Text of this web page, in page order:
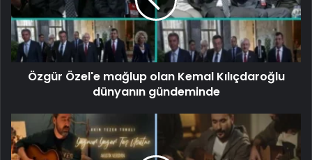
Özgür Özel'e mağlup olan Kemal Kılıçdaroğlu
dünyanın gündeminde